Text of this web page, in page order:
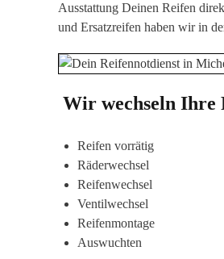
Ausstattung Deinen Reifen
und Ersatzreifen haben wir in
Wir wechseln Ihre
Reifen vorrätig
Räderwechsel
Reifenwechsel
Ventilwechsel
Reifenmontage
Auswuchten